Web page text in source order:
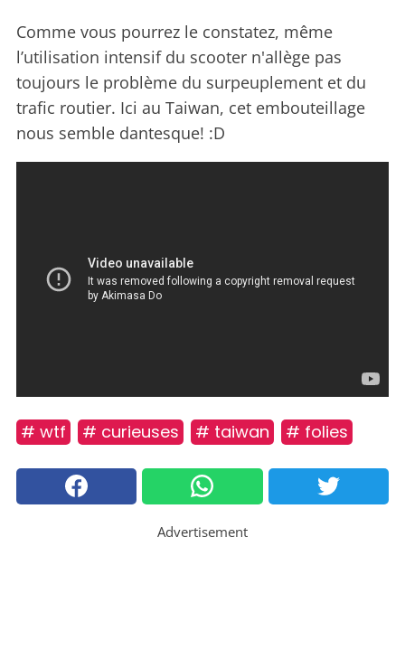
Comme vous pourrez le constatez, même
l’utilisation intensif du scooter n'allège pas
toujours le problème du surpeuplement et du
trafic routier. Ici au Taiwan, cet embouteillage
nous semble dantesque! :D
# wtf # curieuses # taiwan # folies
Advertisement